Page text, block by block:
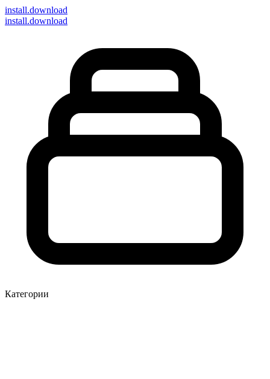
install.download
install.download
Категории